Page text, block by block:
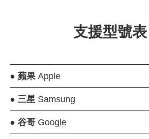
支援型號表
● 蘋果Apple
● 三星Samsung
● 谷哥Google